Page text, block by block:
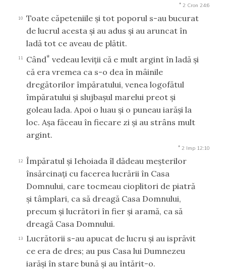
* 2 Cron 24:6
10
Toate căpeteniile şi tot poporul s-au bucurat
de lucrul acesta şi au adus şi au aruncat în
ladă tot ce aveau de plătit.
11 Când* vedeau leviţii că e mult argint în ladă şi
că era vremea ca s-o dea în mâinile
dregătorilor împăratului, venea logofătul
împăratului şi slujbaşul marelui preot şi
goleau lada. Apoi o luau şi o puneau iarăşi la
loc. Aşa făceau în fiecare zi şi au strâns mult
argint.
* 2 Imp 12:10
12
Împăratul şi Iehoiada îl dădeau meşterilor
însărcinaţi cu facerea lucrării în Casa
Domnului, care tocmeau cioplitori de piatră
şi tâmplari, ca să dreagă Casa Domnului,
precum şi lucrători în fier şi aramă, ca să
dreagă Casa Domnului.
13
Lucrătorii s-au apucat de lucru şi au isprăvit
ce era de dres; au pus Casa lui Dumnezeu
iarăşi în stare bună şi au întărit-o.